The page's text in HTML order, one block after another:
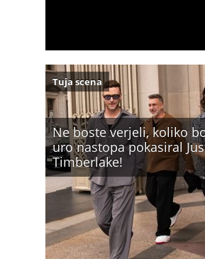
Ne boste verjeli, koliko
uro nastopa pokasiral
Timberlake!
Tuja scena